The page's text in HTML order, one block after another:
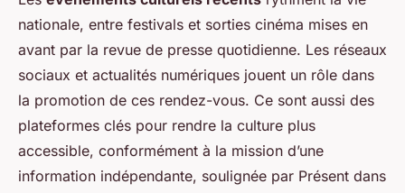
nationale, entre festivals et sorties cinéma mises en
avant par la revue de presse quotidienne. Les réseaux
sociaux et actualités numériques jouent un rôle dans
la promotion de ces rendez-vous. Ce sont aussi des
plateformes clés pour rendre la culture plus
accessible, conformément à la mission d’une
information indépendante, soulignée par Présent dans